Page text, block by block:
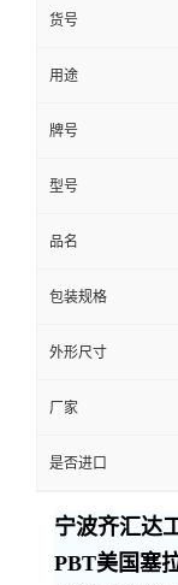
货号
用途
牌号
型号
品名
包装规格
外形尺寸
厂家
是否进口
宁波齐汇达
PBT美国塞